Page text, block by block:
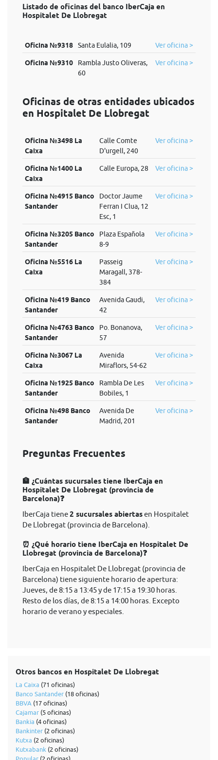
Listado de oficinas del banco IberCaja en
Hospitalet De Llobregat
Oficina №9318 Santa Eulalia, 109 Ver oficina >
Oficina №9310
Rambla Justo Oliveras,
60
Ver oficina >
Oficinas de otras entidades ubicados
en Hospitalet De Llobregat
Oficina №3498 La
Caixa
Calle Comte
D'urgell, 240
Ver oficina >
Oficina №1400 La
Caixa
Calle Europa, 28 Ver oficina >
Oficina №4915 Banco
Santander
Doctor Jaume
Ferran I Clua, 12
Esc, 1
Ver oficina >
Oficina №3205 Banco
Santander
Plaza Española
8-9
Ver oficina >
Oficina №5516 La
Caixa
Passeig
Maragall, 378-
384
Ver oficina >
Oficina №419 Banco
Santander
Avenida Gaudi,
42
Ver oficina >
Oficina №4763 Banco
Santander
Po. Bonanova,
57
Ver oficina >
Oficina №3067 La
Caixa
Avenida
Miraflors, 54-62
Ver oficina >
Oficina №1925 Banco
Santander
Rambla De Les
Bobiles, 1
Ver oficina >
Oficina №498 Banco
Santander
Avenida De
Madrid, 201
Ver oficina >
Preguntas Frecuentes
🏦 ¿Cuántas sucursales tiene IberCaja en
Hospitalet De Llobregat (provincia de
Barcelona)❓
IberCaja tiene2 sucursales abiertasen Hospitalet
De Llobregat (provincia de Barcelona).
⏰ ¿Qué horario tiene IberCaja en Hospitalet De
Llobregat (provincia de Barcelona)❓
IberCaja en Hospitalet De Llobregat (provincia de
Barcelona) tiene siguiente horario de apertura:
Jueves, de 8:15 a 13:45 y de 17:15 a 19:30 horas.
Resto de los días, de 8:15 a 14:00 horas. Excepto
horario de verano y especiales.
Otros bancos en Hospitalet De Llobregat
La Caixa (71 oficinas)
Banco Santander (18 oficinas)
BBVA (17 oficinas)
Cajamar (5 oficinas)
Bankia (4 oficinas)
Bankinter (2 oficinas)
Kutxa (2 oficinas)
Kutxabank (2 oficinas)